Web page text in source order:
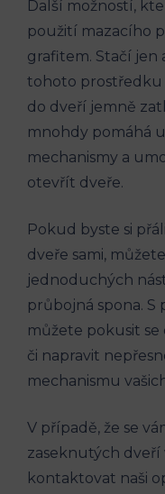
Další možností,
použití mazacího
grafitem. Stačí jen
tohoto prostředku
do dveří jemně
mnohdy pomáhá
mechanismy a
otevřít dveře.
Pokud byste si
dveře sami,
jednoduchých
průbojná spona.
můžete pokusit
či napravit
mechanismu
V případě, že se
zaseknutých dveří
kontaktovat naši